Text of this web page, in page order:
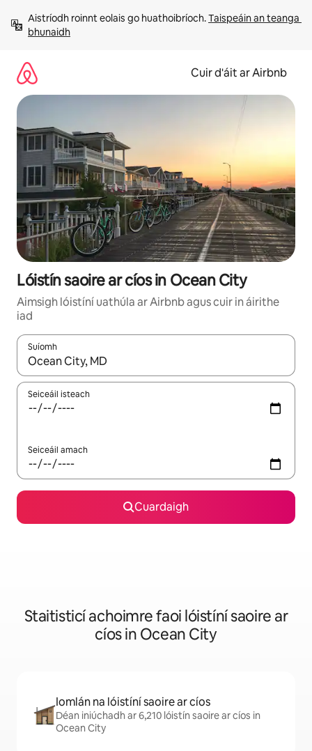
chuig
ábhar
Aistríodh roinnt eolais go huathoibríoch. Taispeáin an teanga
bhunaidh
Cuir d'áit ar Airbnb
Lóistín saoire ar cíos in Ocean City
Aimsigh lóistíní uathúla ar Airbnb agus cuir in áirithe
iad
Suíomh
Nuair a bheidh torthaí ar fáil, déan nascleanúint le
Seiceáil isteach
Seiceáil amach
Cuardaigh
Staitisticí achoimre faoi lóistíní saoire ar
cíos in Ocean City
Iomlán na lóistíní saoire ar cíos
Déan iniúchadh ar 6,210 lóistín saoire ar cíos in
Ocean City